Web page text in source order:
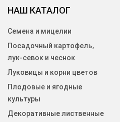
НАШ КАТАЛОГ
Семена и мицелии
Посадочный картофель,
лук-севок и чеснок
Луковицы и корни цветов
Плодовые и ягодные
культуры
Декоративные лиственные